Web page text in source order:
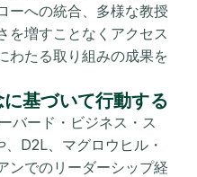
ーへの統合、多様な教授
を増すことなくアクセス
わたる取り組みの成果を
基づいて行動する
バード・ビジネス・ス
D2L、マグロウヒル・
ンでのリーダーシップ経